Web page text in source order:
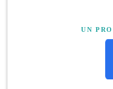
UN